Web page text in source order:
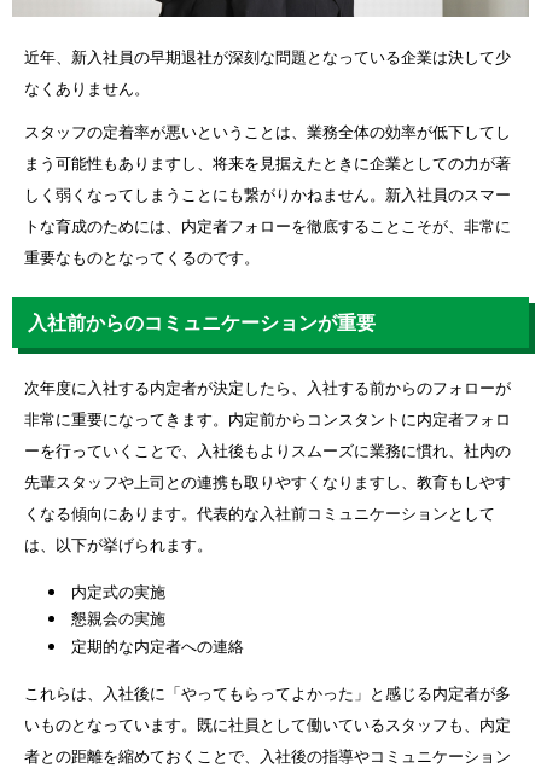
近年、新入社員の早期退社が深刻な問題となっている企業は決して少
なくありません。
スタッフの定着率が悪いということは、業務全体の効率が低下してし
まう可能性もありますし、将来を見据えたときに企業としての力が著
しく弱くなってしまうことにも繋がりかねません。新入社員のスマー
トな育成のためには、内定者フォローを徹底することこそが、非常に
重要なものとなってくるのです。
入社前からのコミュニケーションが重要
次年度に入社する内定者が決定したら、入社する前からのフォローが
非常に重要になってきます。内定前からコンスタントに内定者フォロ
ーを行っていくことで、入社後もよりスムーズに業務に慣れ、社内の
先輩スタッフや上司との連携も取りやすくなりますし、教育もしやす
くなる傾向にあります。代表的な入社前コミュニケーションとして
は、以下が挙げられます。
内定式の実施
懇親会の実施
定期的な内定者への連絡
これらは、入社後に「やってもらってよかった」と感じる内定者が多
いものとなっています。既に社員として働いているスタッフも、内定
者との距離を縮めておくことで、入社後の指導やコミュニケーション